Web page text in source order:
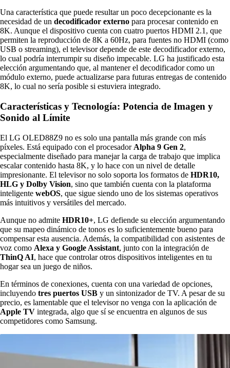
Una característica que puede resultar un poco decepcionante es la
necesidad de un decodificador externo para procesar contenido en
8K. Aunque el dispositivo cuenta con cuatro puertos HDMI 2.1, que
permiten la reproducción de 8K a 60Hz, para fuentes no HDMI (como
USB o streaming), el televisor depende de este decodificador externo,
lo cual podría interrumpir su diseño impecable. LG ha justificado esta
elección argumentando que, al mantener el decodificador como un
módulo externo, puede actualizarse para futuras entregas de contenido
8K, lo cual no sería posible si estuviera integrado.
Características y Tecnología: Potencia de Imagen y
Sonido al Límite
El LG OLED88Z9 no es solo una pantalla más grande con más
píxeles. Está equipado con el procesador Alpha 9 Gen 2,
especialmente diseñado para manejar la carga de trabajo que implica
escalar contenido hasta 8K, y lo hace con un nivel de detalle
impresionante. El televisor no solo soporta los formatos de HDR10,
HLG y Dolby Vision, sino que también cuenta con la plataforma
inteligente webOS, que sigue siendo uno de los sistemas operativos
más intuitivos y versátiles del mercado.
Aunque no admite HDR10+, LG defiende su elección argumentando
que su mapeo dinámico de tonos es lo suficientemente bueno para
compensar esta ausencia. Además, la compatibilidad con asistentes de
voz como Alexa y Google Assistant, junto con la integración de
ThinQ AI, hace que controlar otros dispositivos inteligentes en tu
hogar sea un juego de niños.
En términos de conexiones, cuenta con una variedad de opciones,
incluyendo tres puertos USB y un sintonizador de TV. A pesar de su
precio, es lamentable que el televisor no venga con la aplicación de
Apple TV integrada, algo que sí se encuentra en algunos de sus
competidores como Samsung.